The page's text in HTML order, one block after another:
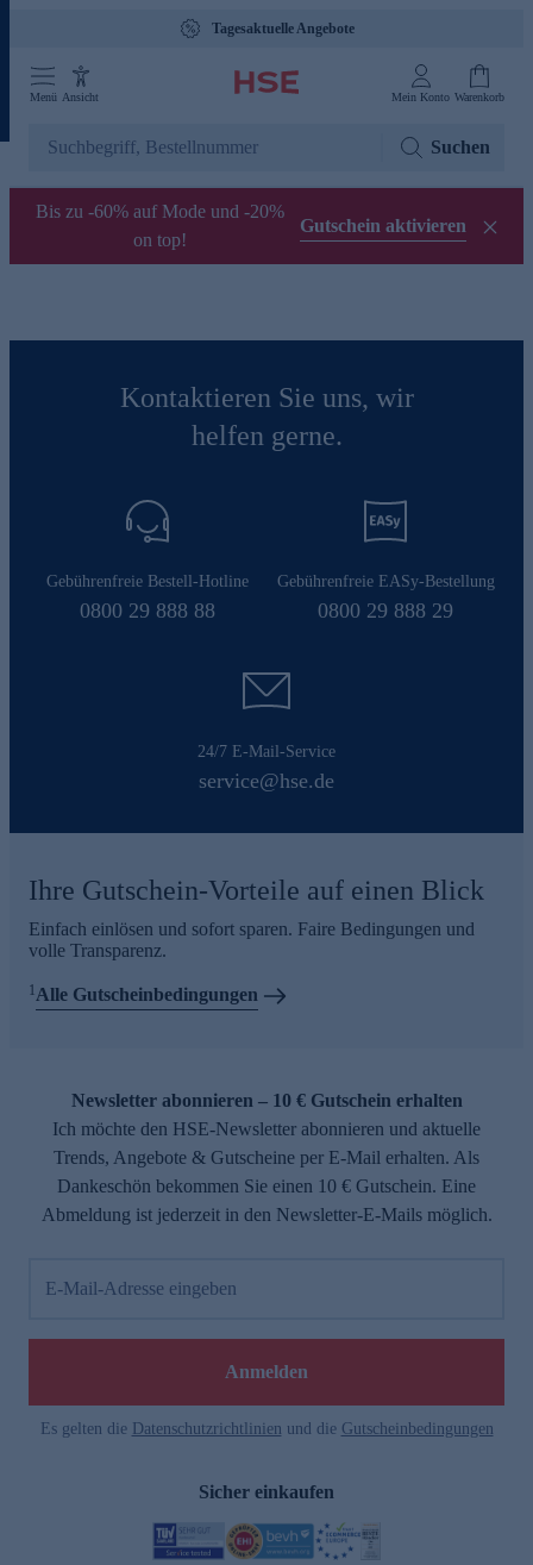
Tagesaktuelle Angebote
Menü Ansicht Mein Konto Warenkorb
Suchen
Bis zu -60% auf Mode und -20%
on top!
Gutschein aktivieren
Kontaktieren Sie uns, wir
helfen gerne.
Gebührenfreie Bestell-Hotline
0800 29 888 88
Gebührenfreie EASy-Bestellung
0800 29 888 29
24/7 E-Mail-Service
service@hse.de
Ihre Gutschein-Vorteile auf einen Blick
Einfach einlösen und sofort sparen. Faire Bedingungen und
volle Transparenz.
1Alle Gutscheinbedingungen
Newsletter abonnieren – 10 € Gutschein erhalten
Ich möchte den HSE-Newsletter abonnieren und aktuelle
Trends, Angebote & Gutscheine per E-Mail erhalten. Als
Dankeschön bekommen Sie einen 10 € Gutschein. Eine
Abmeldung ist jederzeit in den Newsletter-E-Mails möglich.
E-Mail-Adresse eingeben
Anmelden
Es gelten die Datenschutzrichtlinien und die Gutscheinbedingungen
Sicher einkaufen